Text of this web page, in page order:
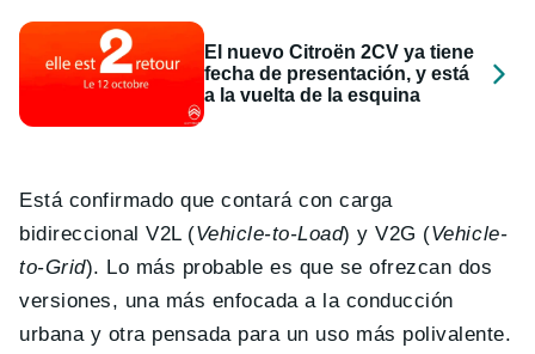
El nuevo Citroën 2CV ya tiene
fecha de presentación, y está
a la vuelta de la esquina
Está confirmado que contará con carga
bidireccional V2L (Vehicle-to-Load) y V2G (Vehicle-
to-Grid). Lo más probable es que se ofrezcan dos
versiones, una más enfocada a la conducción
urbana y otra pensada para un uso más polivalente.